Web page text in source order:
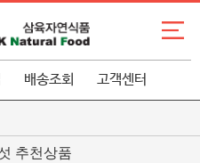
배송조회 고객센터
추천상품